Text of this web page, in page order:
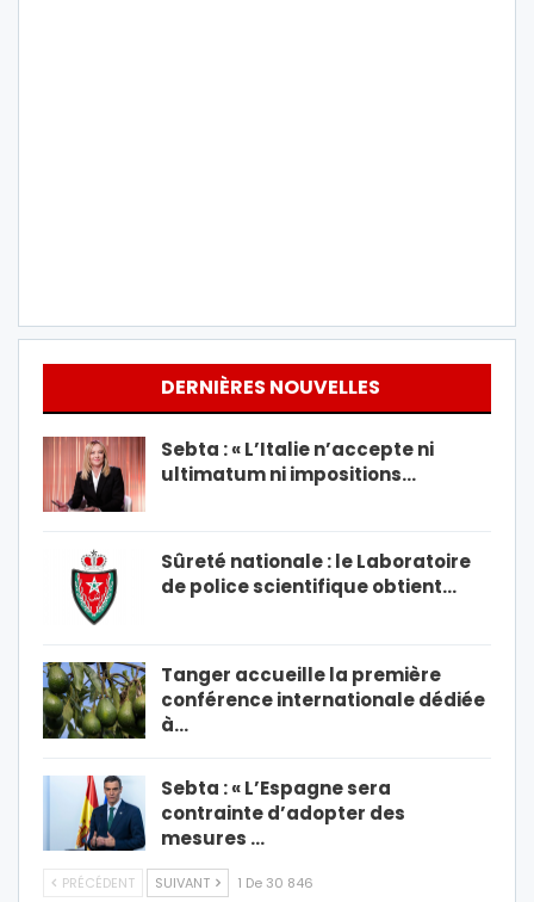
DERNIÈRES NOUVELLES
Sebta : « L’Italie n’accepte ni
ultimatum ni impositions…
Sûreté nationale : le Laboratoire
de police scientifique obtient…
Tanger accueille la première
conférence internationale dédiée
à…
Sebta : « L’Espagne sera
contrainte d’adopter des
mesures …
PRÉCÉDENT SUIVANT 1 De 30 846